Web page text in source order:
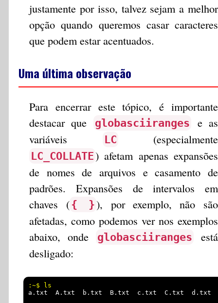
justamente por isso, talvez sejam a melhor
opção quando queremos casar caracteres
que podem estar acentuados.
Uma última observação
Para encerrar este tópico, é importante
destacar que
globasciiranges
e as
variáveis
LC (especialmente
LC_COLLATE) afetam apenas expansões
de nomes de arquivos e casamento de
padrões. Expansões de intervalos em
chaves ( { }), por exemplo, não são
afetadas, como podemos ver nos exemplos
abaixo, onde
globasciiranges
está
desligado:
a.txt  A.txt  b.txt  B.txt  c.txt  C.txt  d.txt